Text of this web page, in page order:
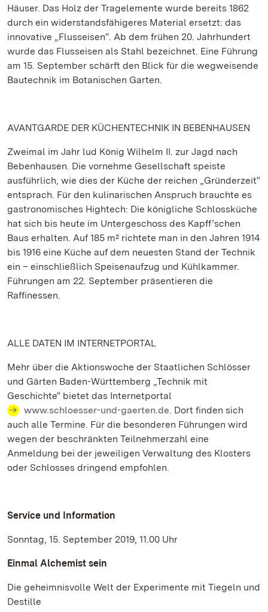
Häuser. Das Holz der Tragelemente wurde bereits 1862
durch ein widerstandsfähigeres Material ersetzt: das
innovative „Flusseisen“. Ab dem frühen 20. Jahrhundert
wurde das Flusseisen als Stahl bezeichnet. Eine Führung
am 15. September schärft den Blick für die wegweisende
Bautechnik im Botanischen Garten.
AVANTGARDE DER KÜCHENTECHNIK IN BEBENHAUSEN
Zweimal im Jahr lud König Wilhelm II. zur Jagd nach
Bebenhausen. Die vornehme Gesellschaft speiste
ausführlich, wie dies der Küche der reichen „Gründerzeit“
entsprach. Für den kulinarischen Anspruch brauchte es
gastronomisches Hightech: Die königliche Schlossküche
hat sich bis heute im Untergeschoss des Kapff’schen
Baus erhalten. Auf 185 m² richtete man in den Jahren 1914
bis 1916 eine Küche auf dem neuesten Stand der Technik
ein – einschließlich Speisenaufzug und Kühlkammer.
Führungen am 22. September präsentieren die
Raffinessen.
ALLE DATEN IM INTERNETPORTAL
Mehr über die Aktionswoche der Staatlichen Schlösser
und Gärten Baden-Württemberg „Technik mit
Geschichte“ bietet das Internetportal
www.schloesser-und-gaerten.de. Dort finden sich
auch alle Termine. Für die besonderen Führungen wird
wegen der beschränkten Teilnehmerzahl eine
Anmeldung bei der jeweiligen Verwaltung des Klosters
oder Schlosses dringend empfohlen.
Service und Information
Sonntag, 15. September 2019, 11.00 Uhr
Einmal Alchemist sein
Die geheimnisvolle Welt der Experimente mit Tiegeln und
Destille